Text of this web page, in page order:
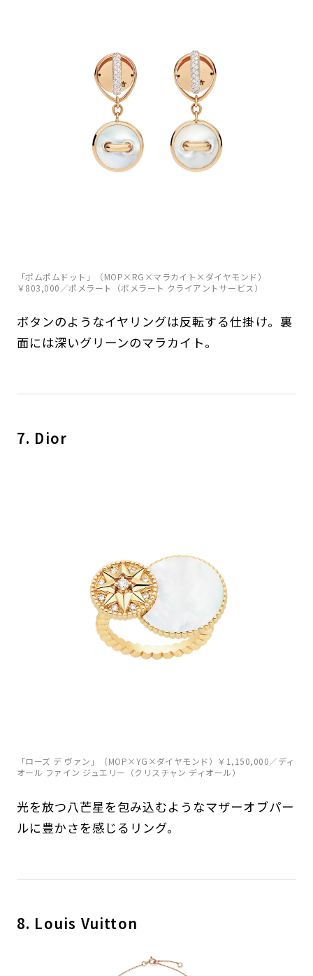
「ポムポムドット」（MOP×RG×マラカイト×ダイヤモンド）
￥803,000／ポメラート（ポメラート クライアントサービス）
ボタンのようなイヤリングは反転する仕掛け。裏
面には深いグリーンのマラカイト。
7. Dior
「ローズ デ ヴァン」（MOP×YG×ダイヤモンド）￥1,150,000／ディ
オール ファイン ジュエリー（クリスチャン ディオール）
光を放つ八芒星を包み込むようなマザーオブパー
ルに豊かさを感じるリング。
8. Louis Vuitton